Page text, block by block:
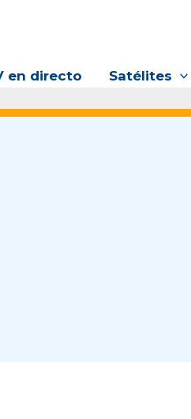
en directo Satélites